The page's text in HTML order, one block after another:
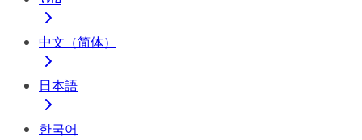
中文（简体）
日本語
한국어